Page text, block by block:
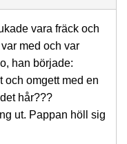
vara fräck och
med och var
han började:
och omgett med en
hår???
ut. Pappan höll sig